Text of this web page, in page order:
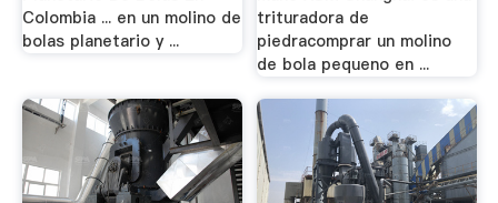
Colombia ... en un molino de
bolas planetario y ...
trituradora de
piedracomprar un molino
de bola pequeno en ...